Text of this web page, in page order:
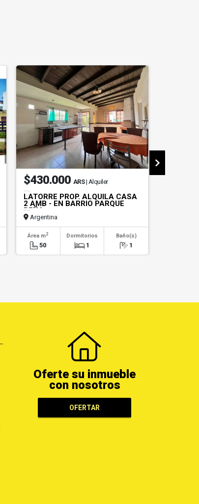
$430.000 ARS | Alquiler
LATORRE PROP. ALQUILA CASA
2 AMB - EN BARRIO PARQUE
PEÑA
Argentina
Área m2
50
Dormitorios
1
Baño(s)
1
Oferte su inmueble
con nosotros
OFERTAR